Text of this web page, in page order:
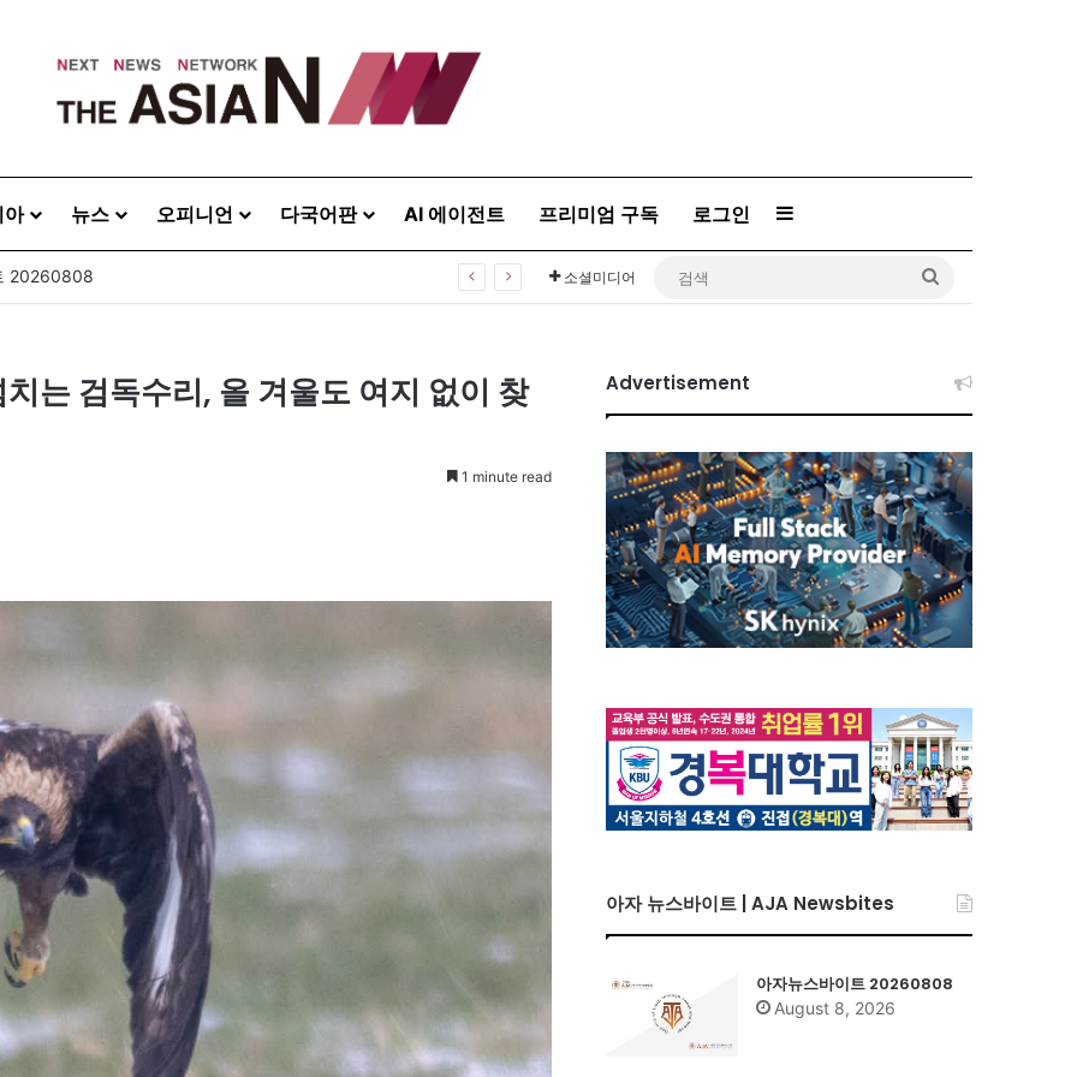
아 뉴스 오피니언 다국어판 AI 에이전트 프리미엄 구독 로그인 Sidebar
20260808 소셜미디어
는 검독수리, 올 겨울도 여지 없이 찾
1 minute read
Advertisement
아자 뉴스바이트 | AJA Newsbites
아자뉴스바이트 20260808
August 8, 2026